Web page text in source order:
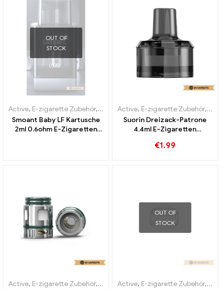
OUT OF
STOCK
Active, E-zigarette Zubehör, Verdampfer
Smoant Baby LF Kartusche
2ml 0.6ohm E-Zigaretten
Active, E-zigarette Zubehör,
Suorin Dreizack-Patrone
4.4ml E-Zigaretten
€1.99
Active, E-zigarette Zubehör, Verdampfer
OUT OF
STOCK
Active, E-zigarette Zubehör,